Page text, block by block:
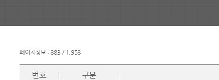
페이지정보 : 883 / 1,958
번호 구분